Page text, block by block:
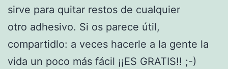
sirve para quitar restos de cualquier
otro adhesivo. Si os parece útil,
compartidlo: a veces hacerle a la gente la
vida un poco más fácil ¡¡ES GRATIS!! ;-)